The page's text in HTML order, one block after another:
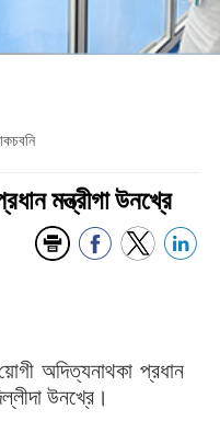
মন্ত্রীগা উনখ্রে
অদিত্যনাথকা প্রধান
উনখ্রে।